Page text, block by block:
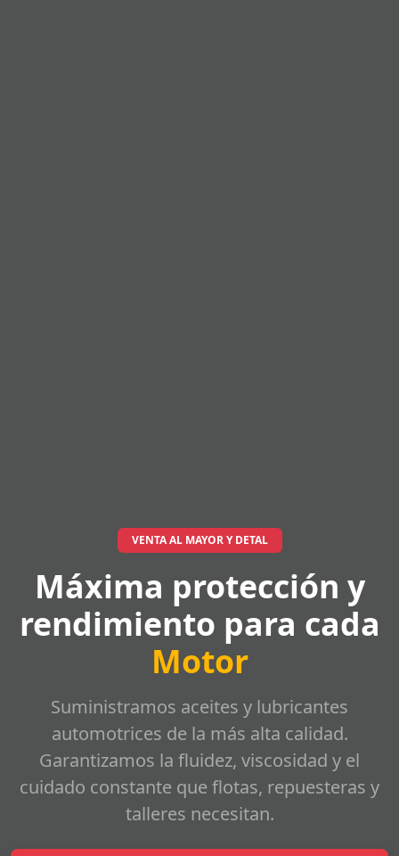
VENTA AL MAYOR Y DETAL
Máxima protección y
rendimiento para cada
Motor
Suministramos aceites y lubricantes
automotrices de la más alta calidad.
Garantizamos la fluidez, viscosidad y el
cuidado constante que flotas, repuesteras y
talleres necesitan.